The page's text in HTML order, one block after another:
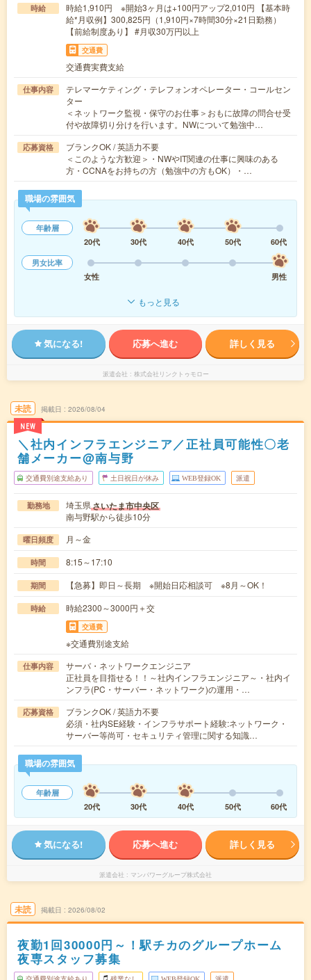
時給
時給1,910円 ※開始3ヶ月は+100円アップ2,010円 【基本時
給*月収例】300,825円（1,910円×7時間30分×21日勤務）
【前給制度あり】 #月収30万円以上
交通費
交通費実費支給
仕事内容
テレマーケティング・テレフォンオペレーター・コールセン
ター
＜ネットワーク監視・保守のお仕事＞おもに故障の問合せ受
付や故障切り分けを行います。NWについて勉強中…
応募資格
ブランクOK / 英語力不要
＜このような方歓迎＞・NWやIT関連の仕事に興味のある
方・CCNAをお持ちの方（勉強中の方もOK）・…
職場の雰囲気
年齢層
20代
30代 40代 50代
60代
男女比率
女性
男性
もっと見る
気になる! 応募へ進む 詳しく見る
派遣会社 株式会社リンクトゥモロー
未読
NEW
掲載日 2026/08/04
＼社内インフラエンジニア／正社員可能性〇老
舗メーカー@南与野
交通費別途支給あり 土日祝日が休み WEB登録OK 派遣
勤務地 埼玉県さいたま市中央区
南与野駅から徒歩10分
曜日頻度 月～金
時間 8:15～17:10
期間 【急募】即日～長期 ※開始日応相談可 ※8月～OK！
時給 時給2300～3000円＋交
交通費
※交通費別途支給
仕事内容
サーバ・ネットワークエンジニア
正社員を目指せる！！～社内インフラエンジニア～・社内イ
ンフラ(PC・サーバー・ネットワーク)の運用・…
応募資格
ブランクOK / 英語力不要
必須・社内SE経験・インフラサポート経験:ネットワーク・
サーバー等尚可・セキュリティ管理に関する知識…
職場の雰囲気
年齢層
20代
30代 40代 50代 60代
気になる! 応募へ進む 詳しく見る
派遣会社 マンパワーグループ株式会社
未読 掲載日 2026/08/02
夜勤1回30000円～！駅チカのグループホーム
夜専スタッフ募集
交通費別途支給あり 残業なし WEB登録OK 派遣